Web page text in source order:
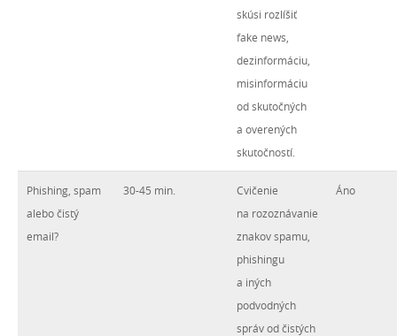
skúsi rozlíšiť
fake news,
dezinformáciu,
misinformáciu
od skutočných
a overených
skutočností.
Phishing, spam
alebo čistý
email?
30-45 min.
Cvičenie
na rozoznávanie
znakov spamu,
phishingu
a iných
podvodných
správ od čistých
Áno